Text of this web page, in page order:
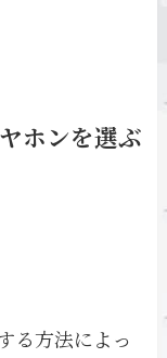
ホンを選ぶ
る方法によっ